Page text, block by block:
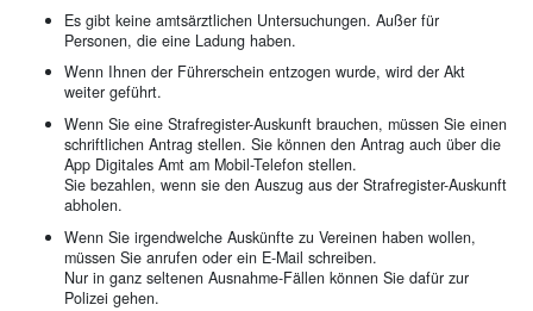
Es gibt keine amtsärztlichen Untersuchungen. Außer für
Personen, die eine Ladung haben.
Wenn Ihnen der Führerschein entzogen wurde, wird der Akt
weiter geführt.
Wenn Sie eine Strafregister-Auskunft brauchen, müssen Sie einen
schriftlichen Antrag stellen. Sie können den Antrag auch über die
App Digitales Amt am Mobil-Telefon stellen.
Sie bezahlen, wenn sie den Auszug aus der Strafregister-Auskunft
abholen.
Wenn Sie irgendwelche Auskünfte zu Vereinen haben wollen,
müssen Sie anrufen oder ein E-Mail schreiben.
Nur in ganz seltenen Ausnahme-Fällen können Sie dafür zur
Polizei gehen.